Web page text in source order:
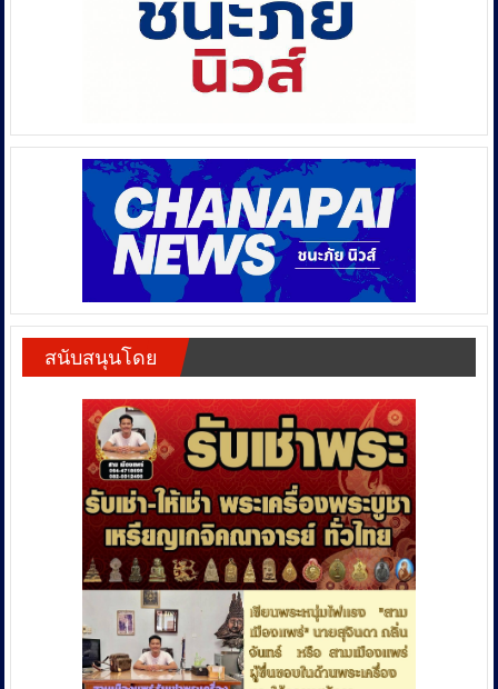
สนับสนุนโดย